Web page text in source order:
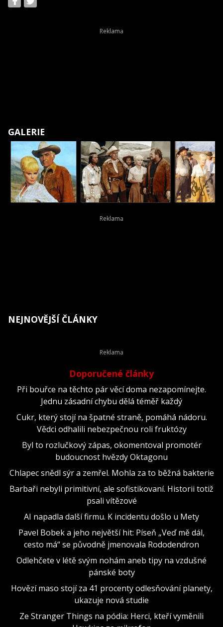
GALERIE
NEJNOVĚJŠÍ ČLÁNKY
Doporučené články
Při bouřce na těchto pár věcí doma nezapomínejte.
Jednu zásadní chybu dělá téměř každý
Cukr, který stojí na špatné straně, pomáhá nádoru.
Vědci odhalili nebezpečnou roli fruktózy
Byl to rozlučkový zápas, okomentoval promotér
budoucnost hvězdy Oktagonu
Chlapec snědl sýr a zemřel. Mohla za to běžná bakterie
Barbaři nebyli primitivní, ale sofistikovaní. Historii totiž
psali vítězové
AI napadla další firmu. K incidentu došlo u Mety
Pavel Bobek a jeho největší hit: Píseň „Veď mě dál,
cesto má“ se původně jmenovala Rododendron
Odlehčete v létě svým nohám aneb tipy na vzdušné
pánské boty
Hovězí maso stojí za 41 procenty odlesňování planety,
ukazuje nová studie
Ze Stranger Things na pódia: Herci, kteří vyměnili